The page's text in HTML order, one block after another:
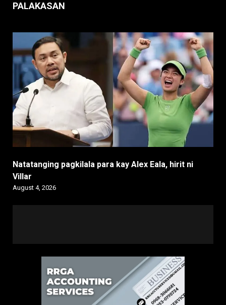
PALAKASAN
Natatanging pagkilala para kay Alex Eala, hirit ni
Villar
August 4, 2026